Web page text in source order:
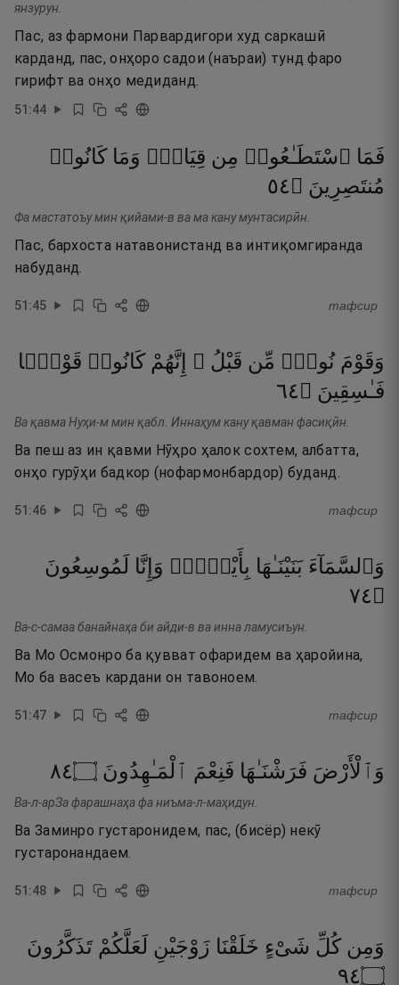
янзурун.
Пас, аз фармони Парвардигори худ саркашӣ
карданд, пас, онҳоро садои (наъраи) тунд фаро
гирифт ва онҳо медиданд.
51:44
فَمَا ٱسْتَطَـٰعُوا۟ مِن قِيَامٍۢ وَمَا كَانُوا۟
مُنتَصِرِينَ ۝٤٥
Фа мастатоъу мин қийами-в ва ма кану мунтасирӣн.
Пас, бархоста натавонистанд ва интиқомгиранда
набуданд.
51:45 тафсир
وَقَوْمَ نُوحٍۢ مِّن قَبْلُ ۖ إِنَّهُمْ كَانُوا۟ قَوْمًۭا
فَـٰسِقِينَ ۝٤٦
Ва қавма Нуҳи-м мин қабл. Иннаҳум кану қавман фасиқӣн.
Ва пеш аз ин қавми Нӯҳро ҳалок сохтем, албатта,
онҳо гурӯҳи бадкор (нофармонбардор) буданд.
51:46 тафсир
وَٱلسَّمَآءَ بَنَيْنَـٰهَا بِأَيْي۟دٍۢ وَإِنَّا لَمُوسِعُونَ
۝٤٧
Ва-с-самаа банайнаҳа би айди-в ва инна ламусиъун.
Ва Мо Осмонро ба қувват офаридем ва ҳаройина,
Мо ба васеъ кардани он тавоноем.
51:47 тафсир
وَٱلْأَرْضَ فَرَشْنَـٰهَا فَنِعْمَ ٱلْمَـٰهِدُونَ ۝٤٨
Ва-л-арЗа фарашнаҳа фа ниъма-л-маҳидун.
Ва Заминро густаронидем, пас, (бисёр) некӯ
густаронандаем.
51:48 тафсир
وَمِن كُلِّ شَىْءٍ خَلَقْنَا زَوْجَيْنِ لَعَلَّكُمْ تَذَكَّرُونَ
۝٤٩